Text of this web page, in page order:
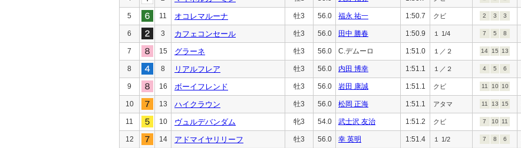
5 11 オコレマルーナ 牡3 56.0 福永 祐一 1:50.7 クビ 2 3 3
6 3 カフェコンセール 牡3 56.0 田中 勝春 1:50.9 １ 1/4 7 5 8
7 15 グラーネ 牡3 56.0 C.デムーロ 1:51.0 １／２ 14 15 13
8 8 リアルフレア 牡3 56.0 内田 博幸 1:51.1 １／２ 4 5 6
9 16 ボーイフレンド 牡3 56.0 岩田 康誠 1:51.1 クビ 11 10 10
10 13 ハイクラウン 牡3 56.0 松岡 正海 1:51.1 アタマ 11 13 15
11 10 ヴュルデバンダム 牝3 54.0 武士沢 友治 1:51.2 クビ 7 10 11
12 14 アドマイヤリリーフ 牡3 56.0 幸 英明 1:51.4 １ 1/2 7 8 6